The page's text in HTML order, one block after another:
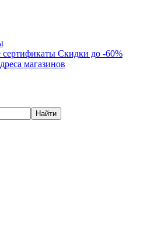
Скидки до -60%
магазинов
Найти